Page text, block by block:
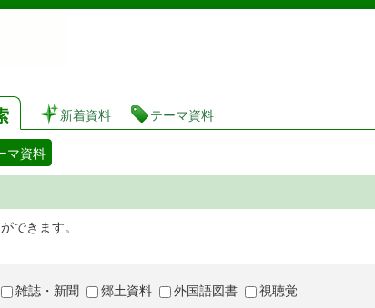
茨城県立図書館 蔵書検索・予約システム
新着資料 テーマ資料
マ資料
できます。
雑誌・新聞 郷土資料 外国語図書 視聴覚